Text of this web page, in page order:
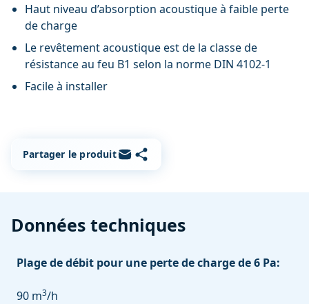
Haut niveau d’absorption acoustique à faible perte
de charge
Le revêtement acoustique est de la classe de
résistance au feu B1 selon la norme DIN 4102-1
Facile à installer
Partager le produitPartager par e-mail
Copier le lien
Données techniques
Plage de débit pour une perte de charge de 6 Pa:
90 m3/h